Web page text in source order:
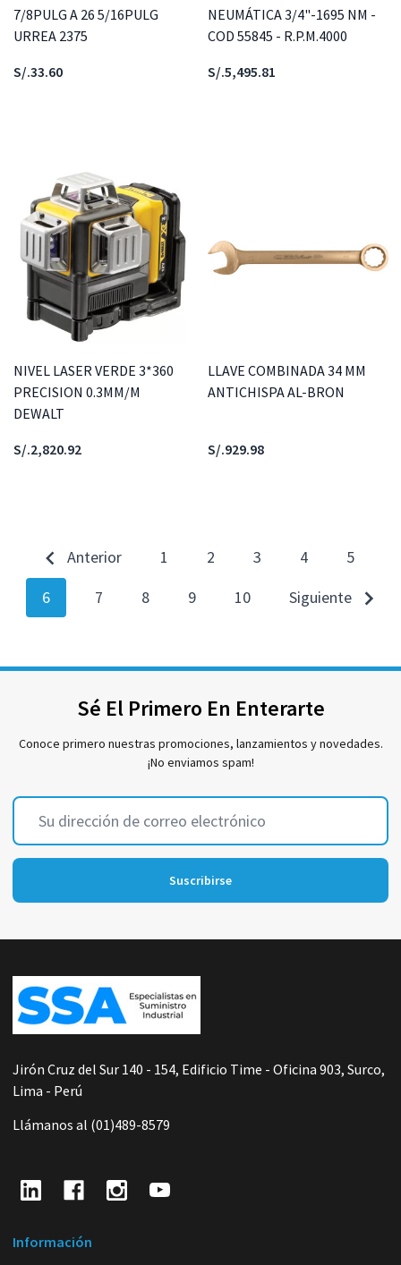
7/8PULG A 26 5/16PULG
URREA 2375
S/.33.60
NEUMÁTICA 3/4"-1695 NM -
COD 55845 - R.P.M.4000
S/.5,495.81
NIVEL LASER VERDE 3*360
PRECISION 0.3MM/M
DEWALT
S/.2,820.92
LLAVE COMBINADA 34 MM
ANTICHISPA AL-BRON
S/.929.98
Anterior 1 2 3 4
5
6
7 8 9 10 Siguiente
Sé El Primero En Enterarte
Conoce primero nuestras promociones, lanzamientos y novedades.
¡No enviamos spam!
Dirección
correo
Suscribirse
Footer
Start
Jirón Cruz del Sur 140 - 154, Edificio Time - Oficina 903, Surco,
Lima - Perú
Llámanos al (01)489-8579
Información